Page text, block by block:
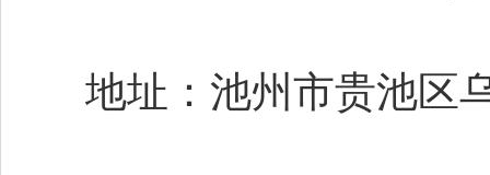
地址：池州市贵池区